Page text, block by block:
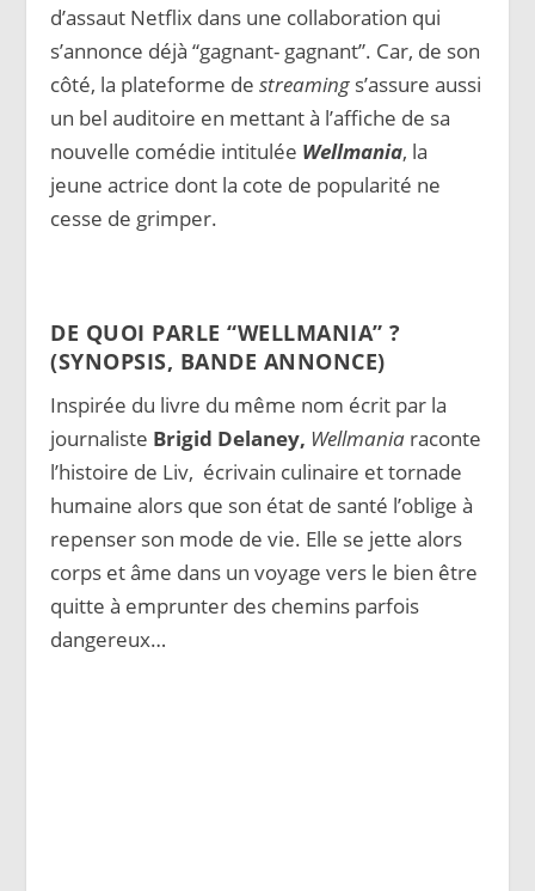
d’assaut Netflix dans une collaboration qui
s’annonce déjà “gagnant- gagnant”. Car, de son
côté, la plateforme destreaming s’assure aussi
un bel auditoire en mettant à l’affiche de sa
nouvelle comédie intitulée Wellmania, la
jeune actrice dont la cote de popularité ne
cesse de grimper.
DE QUOI PARLE “WELLMANIA” ?
(SYNOPSIS, BANDE ANNONCE)
Inspirée du livre du même nom écrit par la
journaliste Brigid Delaney, Wellmania raconte
l’histoire de Liv, écrivain culinaire et tornade
humaine alors que son état de santé l’oblige à
repenser son mode de vie. Elle se jette alors
corps et âme dans un voyage vers le bien être
quitte à emprunter des chemins parfois
dangereux…